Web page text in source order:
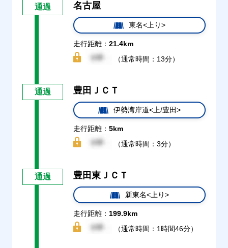
通過 名古屋
東名<上り>
走行距離： 21.4km
（通常時間：13分）
通過 豊田ＪＣＴ
伊勢湾岸道<上/豊田>
走行距離： 5km
（通常時間：3分）
通過 豊田東ＪＣＴ
新東名<上り>
走行距離： 199.9km
（通常時間：1時間46分）